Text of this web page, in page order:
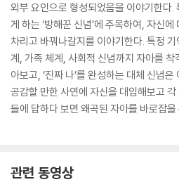
외부 요인으로 형성되었음을 이야기한다.
게 하는 ‘방해꾼 신념’에 주목하여, 자신
차리고 바꿔나갈지를 이야기한다. 특정
계, 가족 체계, 사회적 신념까지 자아를
아보고, ‘진짜 나’를 완성하는 대체 신념
공감할 만한 사연에 자신을 대입해보고
들에 답하다 보면 왜곡된 자아를 바로잡을
관련 동영상